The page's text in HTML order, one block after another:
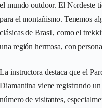
el mundo outdoor. El Nordeste
para el montañismo. Tenemos
clásicas de Brasil, como el
una región hermosa, con
La instructora destaca que el
Diamantina viene registrando
número de visitantes,